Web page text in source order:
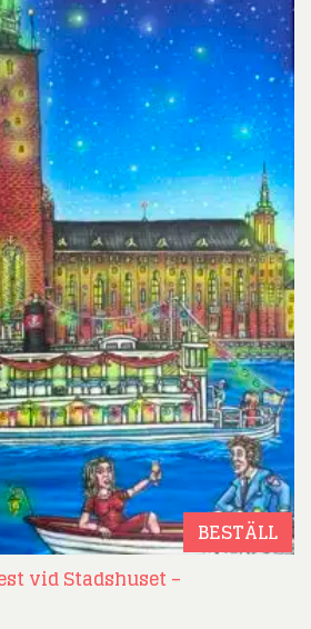
BESTÄLL
vid Stadshuset –